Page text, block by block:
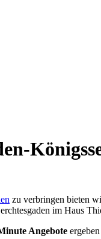
zu verbringen bieten
im Haus
Angebote